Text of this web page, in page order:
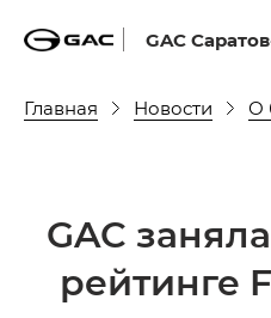
GAC
Главная Новости О
GAC
рейтинге